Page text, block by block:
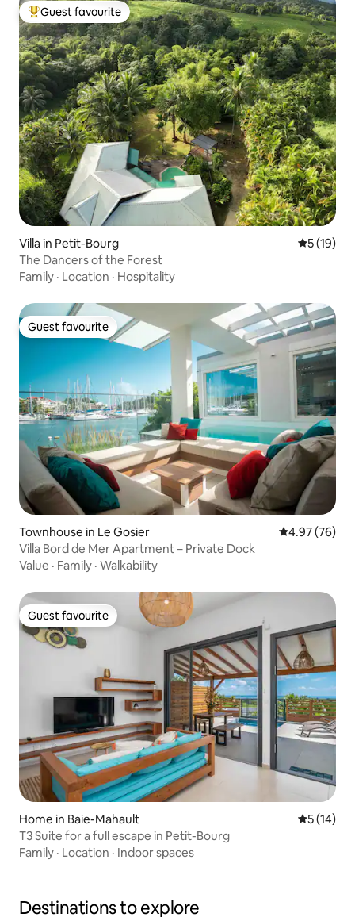
Top guest favourite
Guest favourite
Villa in Petit-Bourg 5 out of 5
5 (19)
The Dancers of the Forest
Family · Location · Hospitality
Guest favourite
Guest favourite
Townhouse in Le Gosier 4.97 out of 5
4.97 (76)
Villa Bord de Mer Apartment – Private Dock
Value · Family · Walkability
Guest favourite
Guest favourite
Home in Baie-Mahault 5 out of 5
5 (14)
T3 Suite for a full escape in Petit-Bourg
Family · Location · Indoor spaces
Destinations to explore